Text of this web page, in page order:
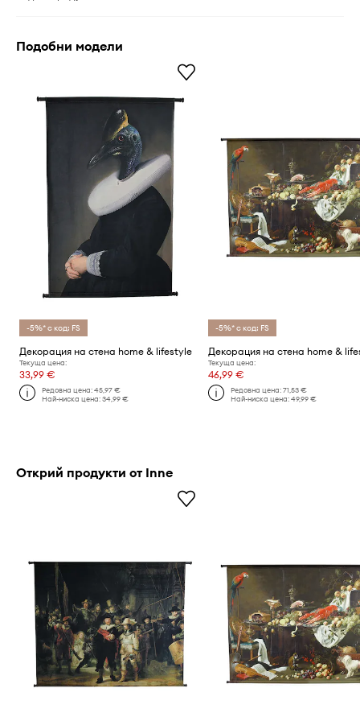
Подобни модели
-5%* с код: FS
Декорация на стена home & lifestyle
Текуща цена:
33,99 €
Редовна цена:45,97 €
Най-ниска цена:34,99 €
-5%* с код: FS
Текуща цена:
46,99 €
Редовна цена: 71,53 €
Най-ниска цена: 49,99 €
Открий продукти от Inne